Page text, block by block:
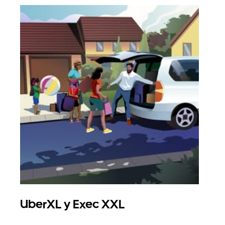
UberXL y Exec XXL